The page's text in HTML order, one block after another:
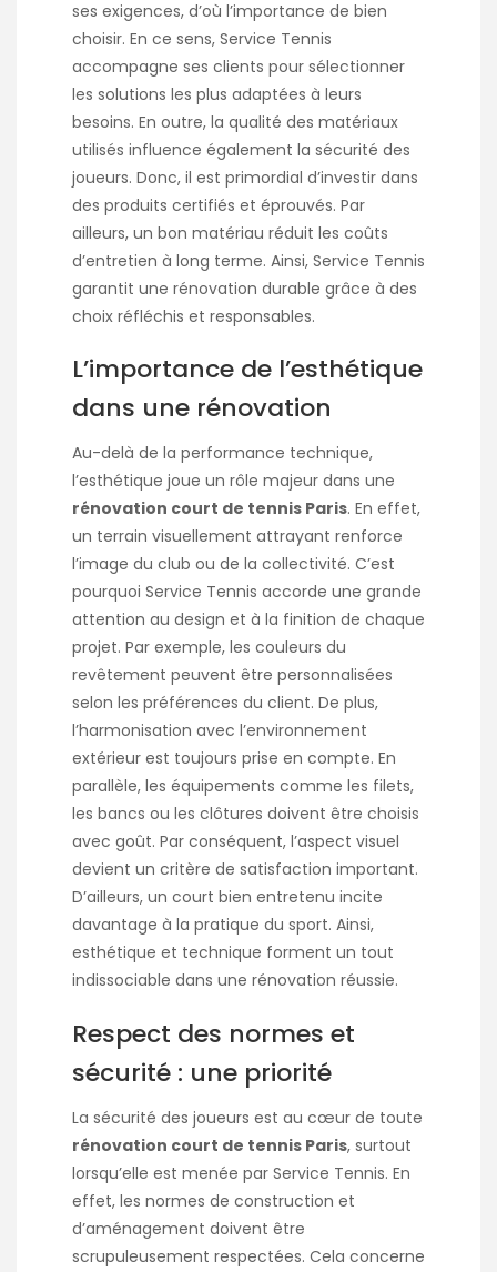
ses exigences, d’où l’importance de bien
choisir. En ce sens, Service Tennis
accompagne ses clients pour sélectionner
les solutions les plus adaptées à leurs
besoins. En outre, la qualité des matériaux
utilisés influence également la sécurité des
joueurs. Donc, il est primordial d’investir dans
des produits certifiés et éprouvés. Par
ailleurs, un bon matériau réduit les coûts
d’entretien à long terme. Ainsi, Service Tennis
garantit une rénovation durable grâce à des
choix réfléchis et responsables.
L’importance de l’esthétique
dans une rénovation
Au-delà de la performance technique,
l’esthétique joue un rôle majeur dans une
rénovation court de tennis Paris. En effet,
un terrain visuellement attrayant renforce
l’image du club ou de la collectivité. C’est
pourquoi Service Tennis accorde une grande
attention au design et à la finition de chaque
projet. Par exemple, les couleurs du
revêtement peuvent être personnalisées
selon les préférences du client. De plus,
l’harmonisation avec l’environnement
extérieur est toujours prise en compte. En
parallèle, les équipements comme les filets,
les bancs ou les clôtures doivent être choisis
avec goût. Par conséquent, l’aspect visuel
devient un critère de satisfaction important.
D’ailleurs, un court bien entretenu incite
davantage à la pratique du sport. Ainsi,
esthétique et technique forment un tout
indissociable dans une rénovation réussie.
Respect des normes et
sécurité : une priorité
La sécurité des joueurs est au cœur de toute
rénovation court de tennis Paris, surtout
lorsqu’elle est menée par Service Tennis. En
effet, les normes de construction et
d’aménagement doivent être
scrupuleusement respectées. Cela concerne